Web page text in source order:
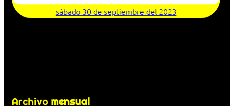
sábado 30 de septiembre del 2023
Archivo mensual